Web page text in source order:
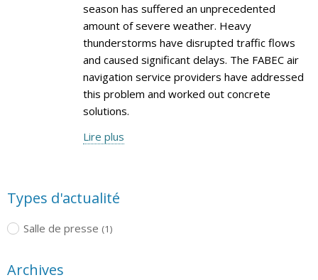
season has suffered an unprecedented
amount of severe weather. Heavy
thunderstorms have disrupted traffic flows
and caused significant delays. The FABEC air
navigation service providers have addressed
this problem and worked out concrete
solutions.
Lire plus
Types d'actualité
Salle de presse (1)
Archives